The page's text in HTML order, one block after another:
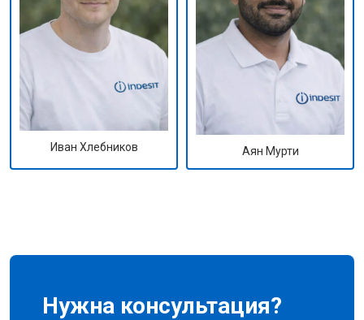
Иван Хлебников Аян Мурти
Нужна консультация?